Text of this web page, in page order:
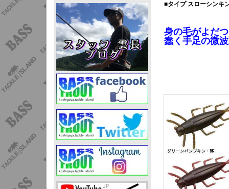
■タイプ スローシンキ
身の毛がよだ
蠢く手足の微